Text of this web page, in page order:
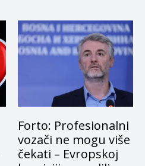
Forto: Profesionalni
vozači ne mogu više
čekati – Evropskoj